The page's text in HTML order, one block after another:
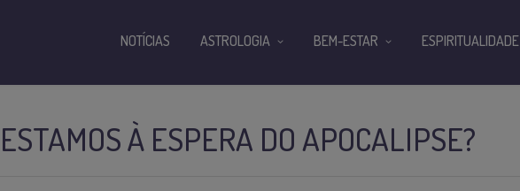
ESTAMOS À ESPERA DO APOCALIPSE?
NOTÍCIAS ASTROLOGIA BEM-ESTAR ESPIRITUALIDADE